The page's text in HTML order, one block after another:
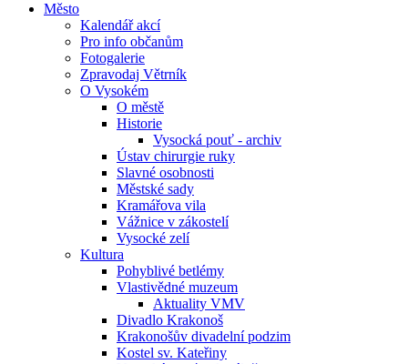
Město
Kalendář akcí
Pro info občanům
Fotogalerie
Zpravodaj Větrník
O Vysokém
O městě
Historie
Vysocká pouť - archiv
Ústav chirurgie ruky
Slavné osobnosti
Městské sady
Kramářova vila
Vážnice v zákostelí
Vysocké zelí
Kultura
Pohyblivé betlémy
Vlastivědné muzeum
Aktuality VMV
Divadlo Krakonoš
Krakonošův divadelní podzim
Kostel sv. Kateřiny